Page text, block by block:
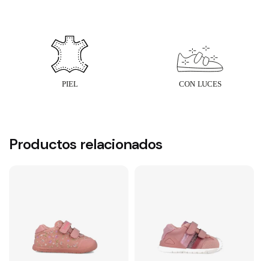
Productos relacionados